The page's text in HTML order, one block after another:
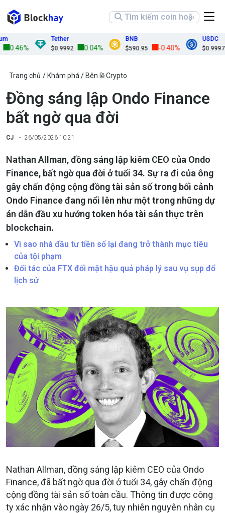
Tether
$0.9992
0.04%
BNB
$590.95
-0.40%
USDC
$0.9997
Trang chủ Khám phá Bên lề Crypto
Đồng sáng lập Ondo Finance
bất ngờ qua đời
CJ 26/05/2026 10:21
Nathan Allman, đồng sáng lập kiêm CEO của Ondo
Finance, bất ngờ qua đời ở tuổi 34. Sự ra đi của ông
gây chấn động cộng đồng tài sản số trong bối cảnh
Ondo Finance đang nổi lên như một trong những dự
án dẫn đầu xu hướng token hóa tài sản thực trên
blockchain.
Vì sao nhà đầu tư tiền số lại đang trở thành mục tiêu
của tội phạm
Đối tác của FTX đối mặt hậu quả pháp lý sau vụ sụp đổ
lịch sử
Nathan Allman, đồng sáng lập kiêm CEO của Ondo
Finance, đã bất ngờ qua đời ở tuổi 34, gây chấn động
cộng đồng tài sản số toàn cầu. Thông tin được công
ty xác nhận vào ngày 26/5, tuy nhiên nguyên nhân cụ